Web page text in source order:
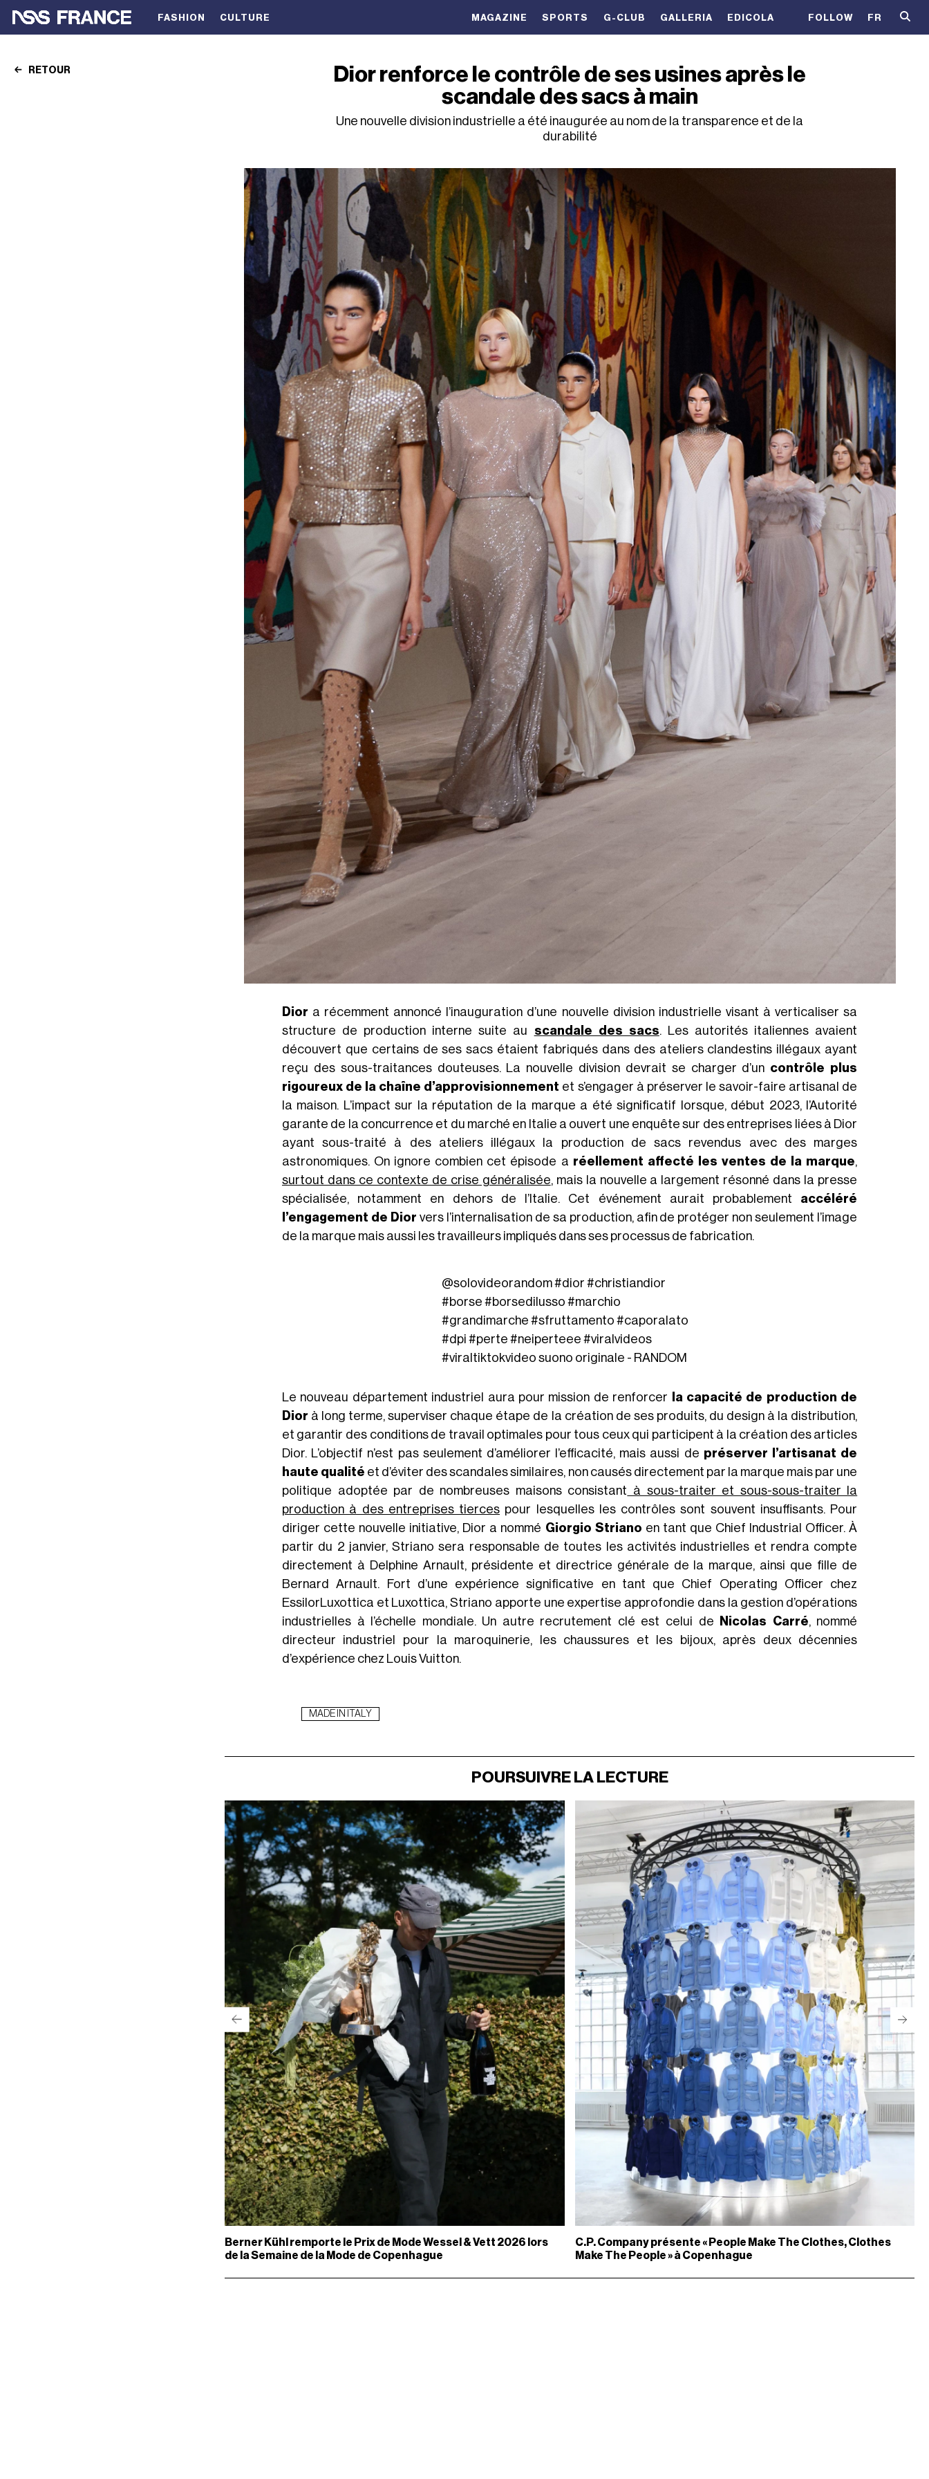
FASHION CULTURE MAGAZINE SPORTS G-CLUB GALLERIA EDICOLA FOLLOW FR
RETOUR
Dior renforce le contrôle de ses usines après le
scandale des sacs à main
Une nouvelle division industrielle a été inaugurée au nom de la transparence et de la
durabilité
Dior a récemment annoncé l’inauguration d’une nouvelle division industrielle visant à verticaliser sa
structure de production interne suite au scandale des sacs. Les autorités italiennes avaient
découvert que certains de ses sacs étaient fabriqués dans des ateliers clandestins illégaux ayant
reçu des sous-traitances douteuses. La nouvelle division devrait se charger d’un contrôle plus
rigoureux de la chaîne d’approvisionnement et s’engager à préserver le savoir-faire artisanal de
la maison. L’impact sur la réputation de la marque a été significatif lorsque, début 2023, l’Autorité
garante de la concurrence et du marché en Italie a ouvert une enquête sur des entreprises liées à Dior
ayant sous-traité à des ateliers illégaux la production de sacs revendus avec des marges
astronomiques. On ignore combien cet épisode a réellement affecté les ventes de la marque,
surtout dans ce contexte de crise généralisée, mais la nouvelle a largement résonné dans la presse
spécialisée, notamment en dehors de l’Italie. Cet événement aurait probablement accéléré
l’engagement de Dior vers l’internalisation de sa production, afin de protéger non seulement l’image
de la marque mais aussi les travailleurs impliqués dans ses processus de fabrication.
@solovideorandom#dior #christiandior
#borse #borsedilusso #marchio
#grandimarche #sfruttamento #caporalato
#dpi #perte #neiperteee #viralvideos
#viraltiktokvideo suono originale - RANDOM
Le nouveau département industriel aura pour mission de renforcer la capacité de production de
Dior à long terme, superviser chaque étape de la création de ses produits, du design à la distribution,
et garantir des conditions de travail optimales pour tous ceux qui participent à la création des articles
Dior. L’objectif n’est pas seulement d’améliorer l’efficacité, mais aussi de préserver l’artisanat de
haute qualité et d’éviter des scandales similaires, non causés directement par la marque mais par une
politique adoptée par de nombreuses maisons consistant à sous-traiter et sous-sous-traiter la
production à des entreprises tierces pour lesquelles les contrôles sont souvent insuffisants. Pour
diriger cette nouvelle initiative, Dior a nommé Giorgio Striano en tant que Chief Industrial Officer. À
partir du 2 janvier, Striano sera responsable de toutes les activités industrielles et rendra compte
directement à Delphine Arnault, présidente et directrice générale de la marque, ainsi que fille de
Bernard Arnault. Fort d’une expérience significative en tant que Chief Operating Officer chez
EssilorLuxottica et Luxottica, Striano apporte une expertise approfondie dans la gestion d’opérations
industrielles à l’échelle mondiale. Un autre recrutement clé est celui de
Nicolas Carré, nommé
directeur industriel pour la maroquinerie, les chaussures et les bijoux, après deux décennies
d’expérience chez Louis Vuitton.
MADE IN ITALY
POURSUIVRE LA LECTURE
Berner Kühl remporte le Prix de Mode Wessel & Vett 2026 lors
de la Semaine de la Mode de Copenhague
C.P. Company présente « People Make The Clothes, Clothes
Make The People » à Copenhague